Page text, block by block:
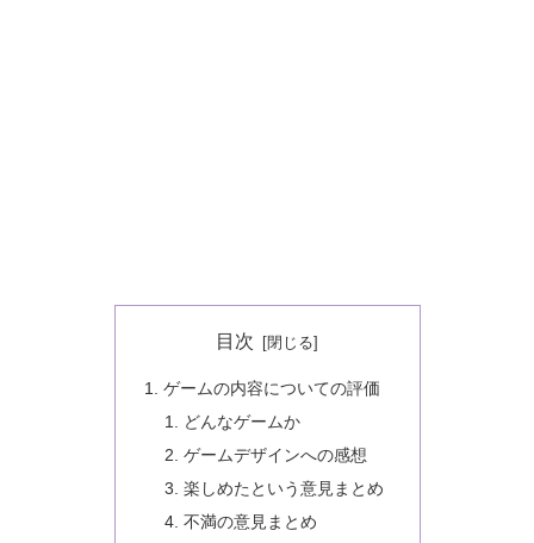
目次
ゲームの内容についての評価
どんなゲームか
ゲームデザインへの感想
楽しめたという意見まとめ
不満の意見まとめ